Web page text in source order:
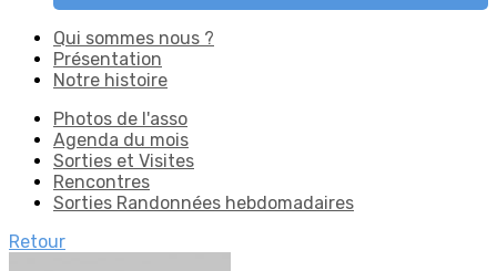
Qui sommes nous ?
Présentation
Notre histoire
Photos de l'asso
Agenda du mois
Sorties et Visites
Rencontres
Sorties Randonnées hebdomadaires
Retour